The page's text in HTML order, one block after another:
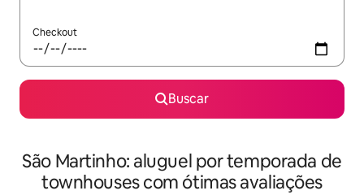
Checkout
Buscar
São Martinho: aluguel por temporada de
townhouses com ótimas avaliações